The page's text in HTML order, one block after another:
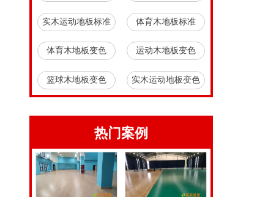
实木运动地板标准 体育木地板标准
体育木地板变色 运动木地板变色
篮球木地板变色 实木运动地板变色
热门案例